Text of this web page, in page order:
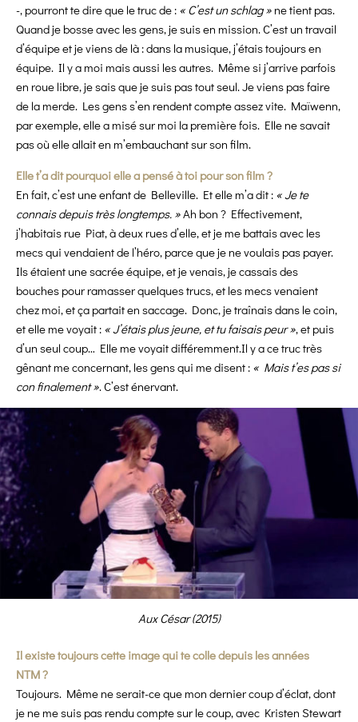
-, pourront te dire que le truc de : « C’est un schlag » ne tient pas.
Quand je bosse avec les gens, je suis en mission. C’est un travail
d’équipe et je viens de là : dans la musique, j’étais toujours en
équipe. Il y a moi mais aussi les autres. Même si j’arrive parfois
en roue libre, je sais que je suis pas tout seul. Je viens pas faire
de la merde. Les gens s’en rendent compte assez vite. Maïwenn,
par exemple, elle a misé sur moi la première fois. Elle ne savait
pas où elle allait en m’embauchant sur son film.
Elle t’a dit pourquoi elle a pensé à toi pour son film ?
En fait, c’est une enfant de Belleville. Et elle m’a dit : « Je te
connais depuis très longtemps. »Ah bon ? Effectivement,
j’habitais rue Piat, à deux rues d’elle, etje me battais avec les
mecs qui vendaient de l’héro, parce que je ne voulais pas payer.
Ils étaient une sacrée équipe, et je venais, je cassais des
bouches pour ramasser quelques trucs, et les mecs venaient
chez moi, et ça partait en saccage. Donc, je traînais dans le coin,
et elle me voyait : « J’étais plus jeune, et tu faisais peur », et puis
d’un seul coup… Elle me voyait différemment.Il y a ce truc très
gênant me concernant, les gens qui me disent : « Mais t’es pas si
con finalement ». C’est énervant.
Aux César (2015)
Il existe toujours cette image qui te colle depuis les années
NTM ?
Toujours. Même ne serait-ce que mon dernier coup d’éclat, dont
je ne me suis pas rendu compte sur le coup, avec Kristen Stewart